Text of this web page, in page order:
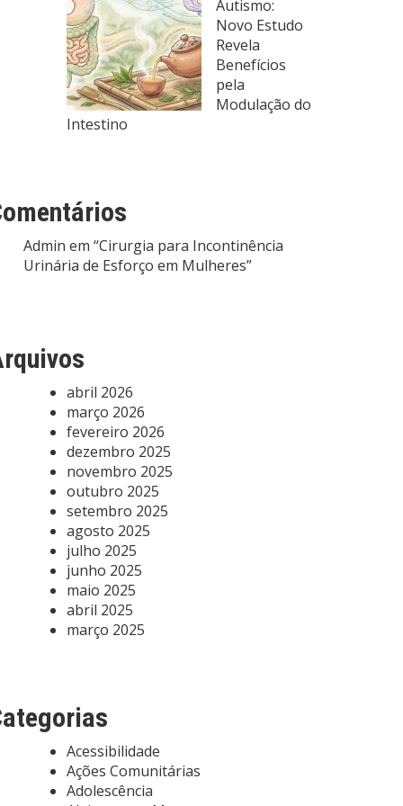
Autismo:
Novo Estudo
Revela
Benefícios
pela
Modulação do
Intestino
Admin em “Cirurgia para Incontinência
Urinária de Esforço em Mulheres”
abril 2026
março 2026
fevereiro 2026
dezembro 2025
novembro 2025
outubro 2025
setembro 2025
agosto 2025
julho 2025
junho 2025
maio 2025
abril 2025
março 2025
Acessibilidade
Ações Comunitárias
Adolescência